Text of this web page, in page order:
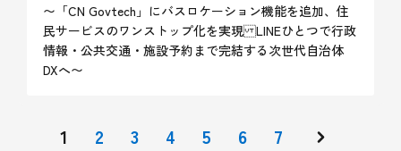
〜「CN Govtech」にバスロケーション機能を追加、住
民サービスのワンストップ化を実現 LINEひとつで行政
情報・公共交通・施設予約まで完結する次世代自治体
DXへ〜
1 2 3 4 5 6 7